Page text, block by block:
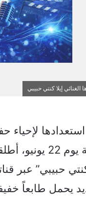
إيلا كنتي حبيبي
استعدادها
المغربية
كنتي حبيبي” عبر
يحمل طابعاً